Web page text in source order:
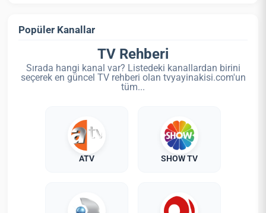
Popüler Kanallar
TV Rehberi
Sırada hangi kanal var? Listedeki kanallardan birini
seçerek en güncel TV rehberi olan tvyayinakisi.com'un
tüm...
ATV SHOW TV